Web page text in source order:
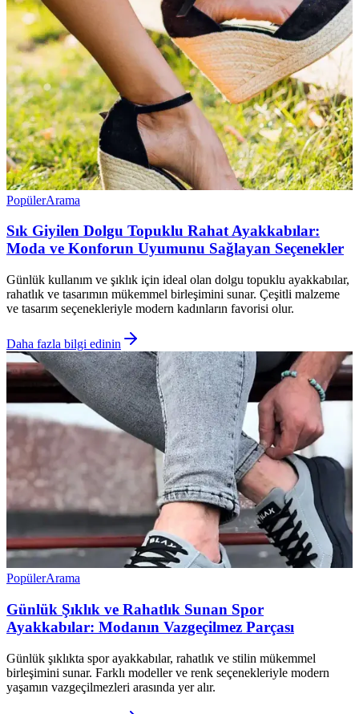
PopülerArama
Sık Giyilen Dolgu Topuklu Rahat Ayakkabılar:
Moda ve Konforun Uyumunu Sağlayan Seçenekler
Günlük kullanım ve şıklık için ideal olan dolgu topuklu ayakkabılar,
rahatlık ve tasarımın mükemmel birleşimini sunar. Çeşitli malzeme
ve tasarım seçenekleriyle modern kadınların favorisi olur.
Daha fazla bilgi edinin
PopülerArama
Günlük Şıklık ve Rahatlık Sunan Spor
Ayakkabılar: Modanın Vazgeçilmez Parçası
Günlük şıklıkta spor ayakkabılar, rahatlık ve stilin mükemmel
birleşimini sunar. Farklı modeller ve renk seçenekleriyle modern
yaşamın vazgeçilmezleri arasında yer alır.